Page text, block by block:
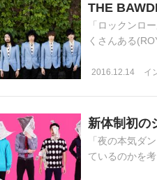
THE
「ロックンロ
くさんある
2016.12.14 イ
新体制初の
「夜の本気ダ
ているのかを